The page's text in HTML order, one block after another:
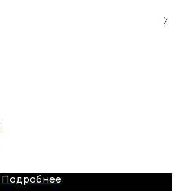
Подробнее